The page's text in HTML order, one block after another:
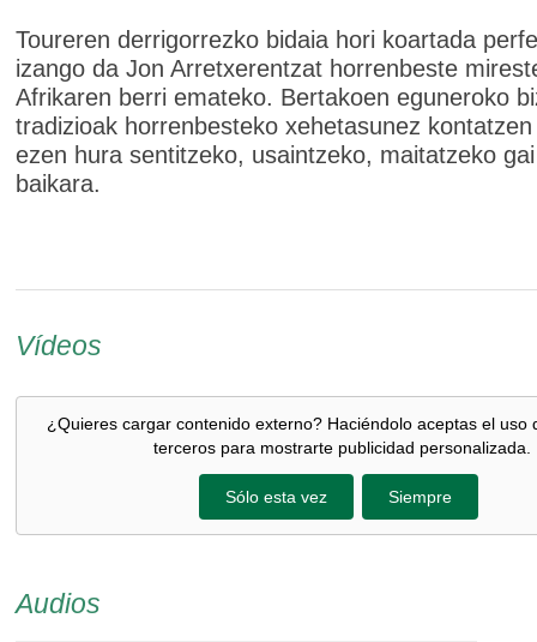
Toureren derrigorrezko bidaia hori koartada
izango da Jon Arretxerentzat horrenbeste
Afrikaren berri emateko. Bertakoen eguneroko
tradizioak horrenbesteko xehetasunez
ezen hura sentitzeko, usaintzeko, maitatzeko
baikara.
Vídeos
¿Quieres cargar contenido externo? Haciéndolo aceptas el uso
terceros para mostrarte publicidad personalizada.
Sólo esta vez Siempre
Audios